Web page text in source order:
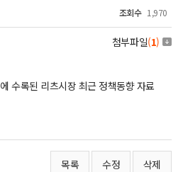
조회수 1,970
첨부파일(1)
에 수록된 리츠시장 최근 정책동향 자료
목록 수정 삭제